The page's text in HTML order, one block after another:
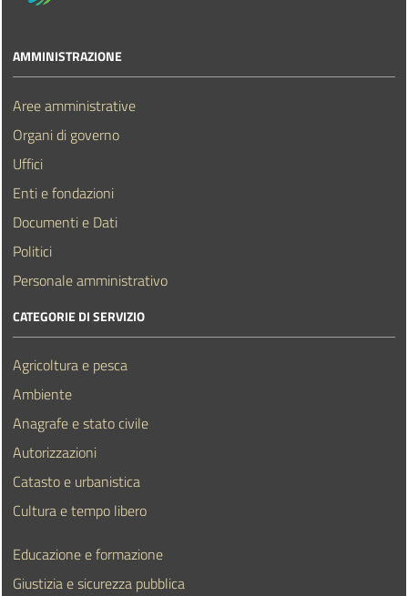
AMMINISTRAZIONE
Aree amministrative
Organi di governo
Uffici
Enti e fondazioni
Documenti e Dati
Politici
Personale amministrativo
CATEGORIE DI SERVIZIO
Agricoltura e pesca
Ambiente
Anagrafe e stato civile
Autorizzazioni
Catasto e urbanistica
Cultura e tempo libero
Educazione e formazione
Giustizia e sicurezza pubblica